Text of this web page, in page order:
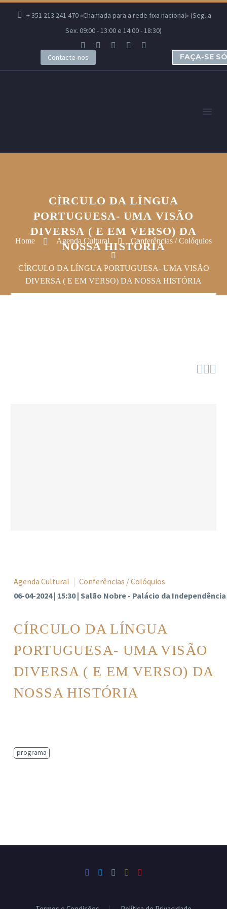
+ 351 213 241 470 «Chamada para a rede fixa nacional» (Seg. a
Sex. 09:00 - 13:00 e 14:00 - 18:30)
Contacte-nos FAÇA-SE
CÍRCULO DA LÍNGUA
PORTUGUESA- UMA VISÃO
DIVERSA ( E EM VERSO) DA
NOSSA HISTÓRIA
Home Agenda Cultural Conferências / Colóquios
CÍRCULO DA LÍNGUA PORTUGUESA- UMA VISÃO
DIVERSA ( E EM VERSO) DA NOSSA HISTÓRIA

Agenda Cultural
Conferências / Colóquios
06-04-2024 | 15:30 | Salão Nobre - Palácio da Independência
CÍRCULO DA LÍNGUA
PORTUGUESA- UMA VISÃO
DIVERSA ( E EM VERSO) DA
NOSSA HISTÓRIA
programa